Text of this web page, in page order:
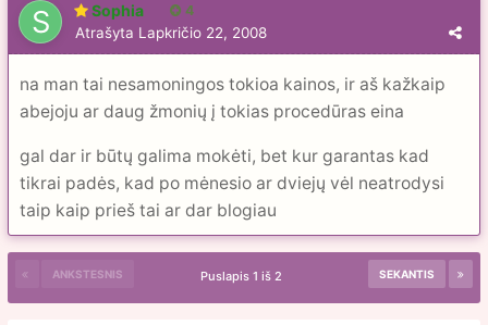
Sophia 4
Atrašyta Lapkričio 22, 2008
na man tai nesamoningos tokioa kainos, ir aš kažkaip
abejoju ar daug žmonių į tokias procedūras eina
gal dar ir būtų galima mokėti, bet kur garantas kad
tikrai padės, kad po mėnesio ar dviejų vėl neatrodysi
taip kaip prieš tai ar dar blogiau
ANKSTESNIS SEKANTIS
Puslapis 1 iš 2